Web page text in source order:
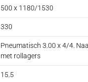
500 x 1180/1530
330
Pneumatisch 3.00 x 4/4.
met rollagers
15.5